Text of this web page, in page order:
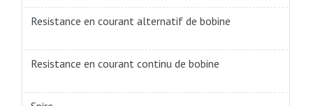
Resistance en courant alternatif de bobine
Resistance en courant continu de bobine